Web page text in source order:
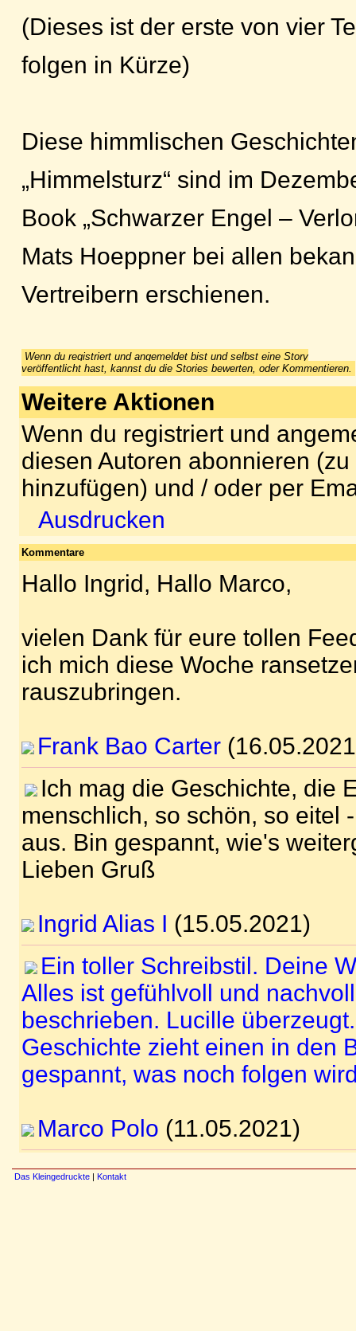
(Dieses ist der erste von vier
folgen in Kürze)
Diese himmlischen
„Himmelsturz“ sind im
Book „Schwarzer Engel –
Mats Hoeppner bei allen
Vertreibern erschienen.
Wenn du registriert und angemeldet bist und selbst eine Story
veröffentlicht hast, kannst du die Stories bewerten, oder Kommentieren.
Weitere Aktionen
Wenn du registriert und
diesen Autoren abonnieren
hinzufügen) und / oder per
Ausdrucken
Kommentare
Hallo Ingrid, Hallo Marco,
vielen Dank für eure tollen
ich mich diese Woche
rauszubringen.
Frank Bao Carter
Ich mag die Geschichte, die
menschlich, so schön, so eitel
aus. Bin gespannt, wie's
Lieben Gruß
Ingrid Alias I (15.05.2021)
Ein toller Schreibstil. Deine
Alles ist gefühlvoll und
beschrieben. Lucille
Geschichte zieht einen in den
gespannt, was noch folgen
Marco Polo (11.05.2021)
Das Kleingedruckte | Kontakt